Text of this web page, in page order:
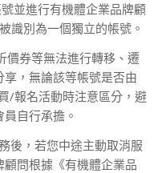
並進行有機體企業品牌顧
識別為一個獨立的帳號。
價券等無法進行轉移、遷
，無論該等帳號是否由
/報名活動時注意區分，避
自行承擔。
後，若您中途主動取消服
問根據《有機體企業品